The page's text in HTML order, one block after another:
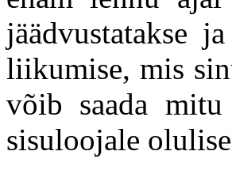
jäädvustatakse
liikumise, mis
võib saada
sisuloojale